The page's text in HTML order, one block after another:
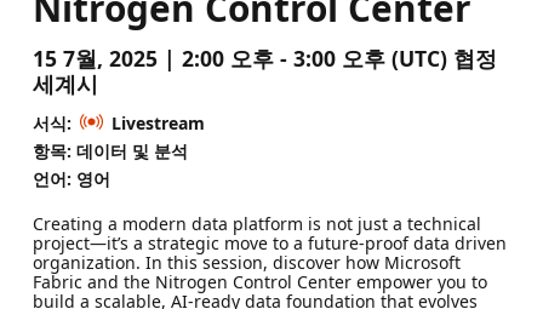
15 7월, 2025 | 2:00 오후 - 3:00 오후 (UTC) 협정
세계시
서식:
Livestream
항목: 데이터 및 분석
언어: 영어
Creating a modern data platform is not just a technical
project—it’s a strategic move to a future-proof data driven
organization. In this session, discover how Microsoft
Fabric and the Nitrogen Control Center empower you to
build a scalable, AI-ready data foundation that evolves